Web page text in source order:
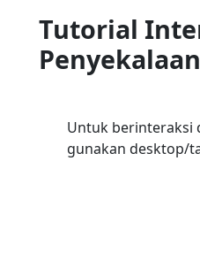
Tutorial
Untuk berinteraksi
gunakan desktop/